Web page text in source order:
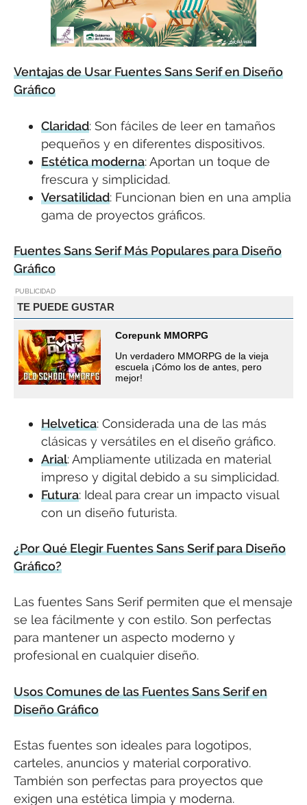
Ventajas de Usar Fuentes Sans Serif en Diseño
Gráfico
Claridad: Son fáciles de leer en tamaños
pequeños y en diferentes dispositivos.
Estética moderna: Aportan un toque de
frescura y simplicidad.
Versatilidad: Funcionan bien en una amplia
gama de proyectos gráficos.
Fuentes Sans Serif Más Populares para Diseño
Gráfico
PUBLICIDAD
TE PUEDE GUSTAR
Corepunk MMORPG
Un verdadero MMORPG de la vieja
escuela ¡Cómo los de antes, pero
mejor!
Helvetica: Considerada una de las más
clásicas y versátiles en el diseño gráfico.
Arial: Ampliamente utilizada en material
impreso y digital debido a su simplicidad.
Futura: Ideal para crear un impacto visual
con un diseño futurista.
¿Por Qué Elegir Fuentes Sans Serif para Diseño
Gráfico?
Las fuentes Sans Serif permiten que el mensaje
se lea fácilmente y con estilo. Son perfectas
para mantener un aspecto moderno y
profesional en cualquier diseño.
Usos Comunes de las Fuentes Sans Serif en
Diseño Gráfico
Estas fuentes son ideales para logotipos,
carteles, anuncios y material corporativo.
También son perfectas para proyectos que
exigen una estética limpia y moderna.